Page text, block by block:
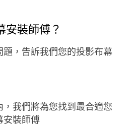
安裝師傅？
題，告訴我們您的投影布幕
，我們將為您找到最合適您
安裝師傅